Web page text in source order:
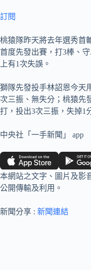
訂閱
桃猿隊昨天將去年選秀首
首度先發出賽，打3棒、
上有1次失誤。
獅隊先發投手林詔恩今天
次三振、無失分；桃猿先
打，投出3次三振，失掉1
中央社「一手新聞」 app
本網站之文字、圖片及影
公開傳輸及利用。
新聞分享 : 新聞連結